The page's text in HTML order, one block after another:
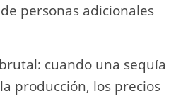
personas adicionales
cuando una sequía
producción, los precios